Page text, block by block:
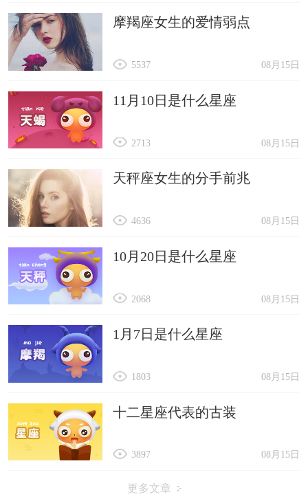
摩羯座女生的爱情弱点
08月15日
5537
11月10日是什么星座
08月15日
2713
天秤座女生的分手前兆
08月15日
4636
10月20日是什么星座
08月15日
2068
1月7日是什么星座
08月15日
1803
十二星座代表的古装
08月15日
3897
更多文章